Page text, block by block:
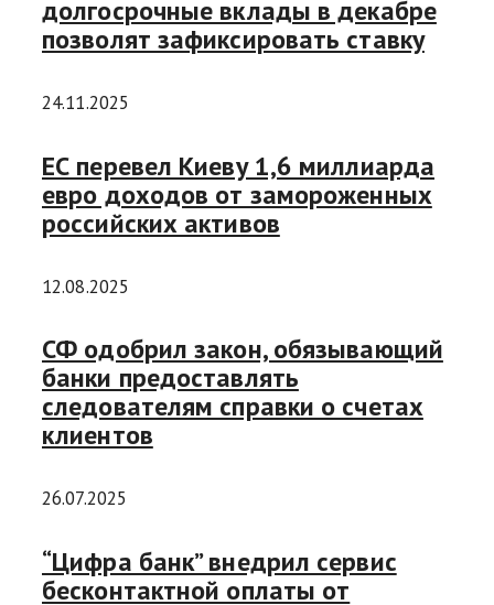
долгосрочные вклады в декабре
позволят зафиксировать ставку
24.11.2025
ЕС перевел Киеву 1,6 миллиарда
евро доходов от замороженных
российских активов
12.08.2025
СФ одобрил закон, обязывающий
банки предоставлять
следователям справки о счетах
клиентов
26.07.2025
“Цифра банк” внедрил сервис
бесконтактной оплаты от